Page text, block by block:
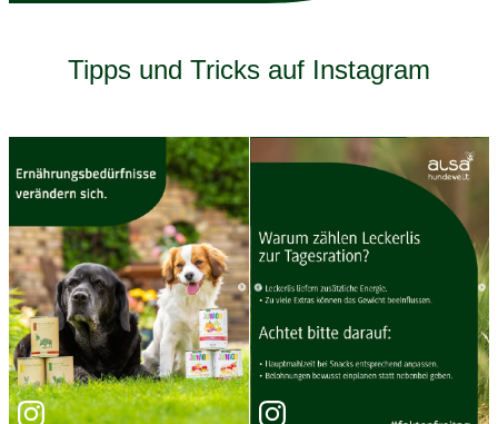
Tipps und Tricks auf Instagram